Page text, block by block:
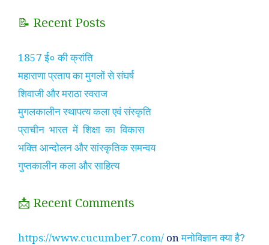
📝 Recent Posts
1857 ई० की क्रांति
महाराणा प्रताप का मुगलों से संघर्ष
शिवाजी और मराठा स्वराज
मुगलकालीन स्थापत्य कला एवं संस्कृति
प्राचीन भारत में शिक्षा का विकास
भक्ति आन्दोलन और सांस्कृतिक समन्वय
गुप्तकालीन कला और साहित्य
📩 Recent Comments
https://www.cucumber7.com/ onमनोविज्ञान क्या है?